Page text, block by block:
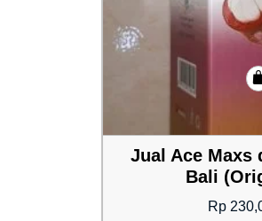
Jual Ace Maxs
Bali
Rp